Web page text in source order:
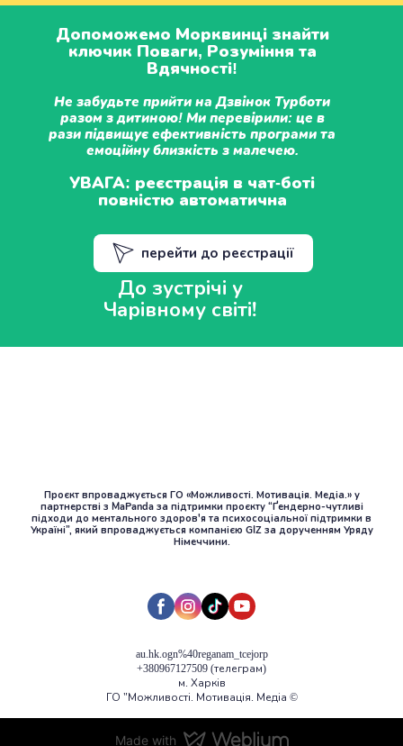
Допоможемо Морквинці знайти
ключик Поваги, Розуміння та
Вдячності!
Не забудьте прийти на Дзвінок Турботи
разом з дитиною! Ми перевірили: це в
рази підвищує ефективність програми та
емоційну близкість з малечею.
УВАГА: реєстрація в чат-боті
повністю автоматична
перейти до реєстрації
До зустрічі у
Чарівному світі!
Проєкт впроваджується ГО «Можливості. Мотивація. Медіа.» у
партнерстві з MaPanda за підтримки проєкту “Ґендерно-чутливі
підходи до ментального здоров'я та психосоціальної підтримки в
Україні”, який впроваджується компанією GIZ за дорученням Уряду
Німеччини.
au.hk.ogn%40reganam_tcejorp
+380967127509 (телеграм)
м. Харків
ГО "Можливості. Мотивація. Медіа ©️
Made with